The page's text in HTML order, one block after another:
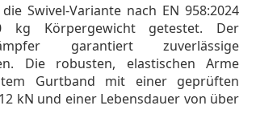
Swivel-Variante nach EN 958:2024
Körpergewicht getestet. Der
garantiert zuverlässige
Die robusten, elastischen Arme
Gurtband mit einer geprüften
kN und einer Lebensdauer von über